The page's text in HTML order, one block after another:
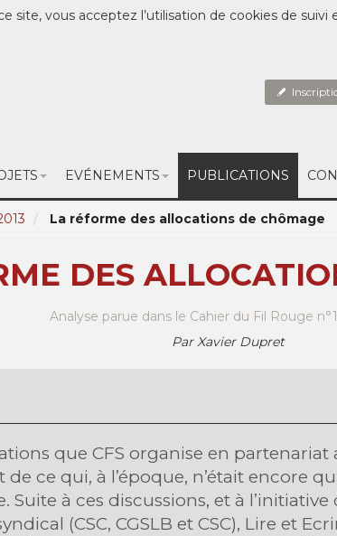
site, vous acceptez l’utilisation de cookies de suivi
EVÉNEMENTS PUBLICATIONS
La réforme des allocations de chômage
DES
Analyse parue dans le Cahier du Fil Rouge
Par Xavier Dupret
que CFS organise en partenariat
ce qui, à l’époque, n’était encore
à ces discussions, et à
(CSC, CGSLB et CSC), Lire et